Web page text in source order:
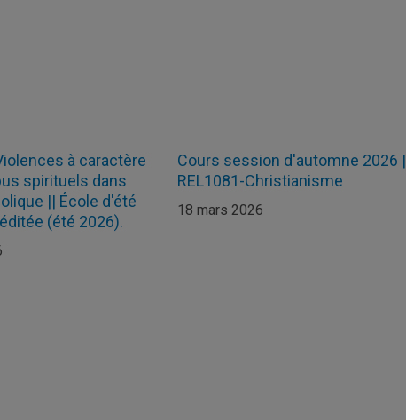
à caractère
spirituels dans
|| École d'été
(été 2026).
Cours session d'automne 2026 |
REL1081-Christianisme
18 mars 2026